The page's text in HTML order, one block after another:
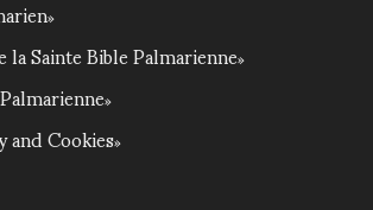
Sainte Bible Palmarienne
Cookies